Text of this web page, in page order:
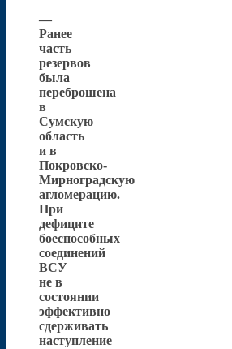
—
Ранее
часть
резервов
была
переброшена
в
Сумскую
область
и в
Покровско-
Мирноградскую
агломерацию.
При
дефиците
боеспособных
соединений
ВСУ
не в
состоянии
эффективно
сдерживать
наступление